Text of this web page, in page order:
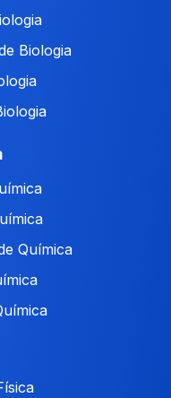
Biologia
Química